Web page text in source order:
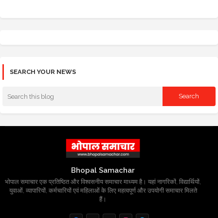
SEARCH YOUR NEWS
Bhopal Samachar
भोपाल समाचार एक प्रतिष्ठित और विश्वसनीय समाचार माध्यम है। यहां नागरिकों, विद्यार्थियों,
युवाओं, व्यापारियों, कर्मचारियों एवं महिलाओं के लिए महत्वपूर्ण और उपयोगी समाचार मिलते
हैं।